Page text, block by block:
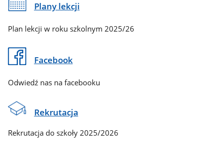
Plany lekcji
Plan lekcji w roku szkolnym 2025/26
Facebook
Odwiedź nas na facebooku
Rekrutacja
Rekrutacja do szkoły 2025/2026